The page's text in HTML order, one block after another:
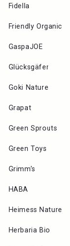
Fidella
Friendly Organic
GaspaJOE
Glücksgäfer
Goki Nature
Grapat
Green Sprouts
Green Toys
Grimm’s
HABA
Heimess Nature
Herbaria Bio